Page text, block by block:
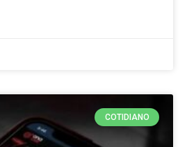
COTIDIANO